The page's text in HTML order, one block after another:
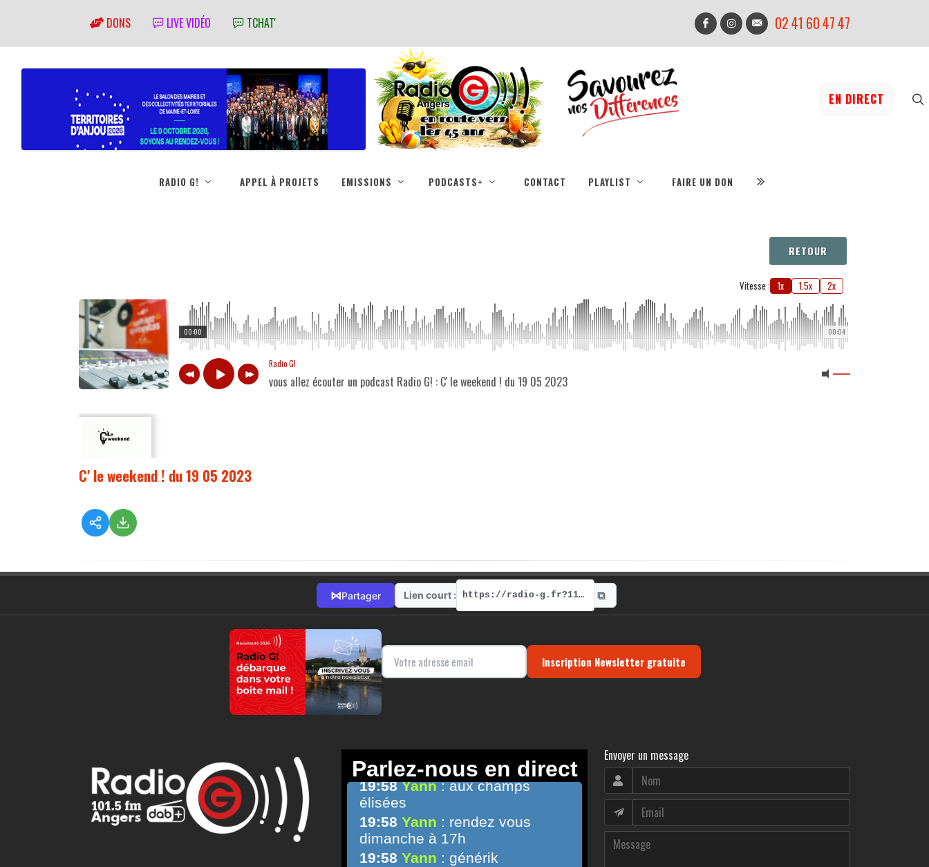
DONS LIVE VIDÉO TCHAT' 02 41 60 47 47
EN DIRECT
RADIO G! APPEL À PROJETS EMISSIONS PODCASTS+ CONTACT PLAYLIST FAIRE UN DON
RETOUR
Vitesse : 1x 1.5x 2x
00:04
00:00
Radio G!
vous allez écouter un podcast Radio G! : C' le weekend ! du 19 05 2023
C' le weekend ! du 19 05 2023
⋈Partager Lien court : https://radio-g.fr?11493 ⧉
Inscription Newsletter gratuite
Envoyer un message